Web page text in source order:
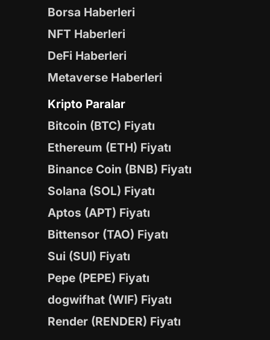
Borsa Haberleri
NFT Haberleri
DeFi Haberleri
Metaverse Haberleri
Kripto Paralar
Bitcoin (BTC) Fiyatı
Ethereum (ETH) Fiyatı
Binance Coin (BNB) Fiyatı
Solana (SOL) Fiyatı
Aptos (APT) Fiyatı
Bittensor (TAO) Fiyatı
Sui (SUI) Fiyatı
Pepe (PEPE) Fiyatı
dogwifhat (WIF) Fiyatı
Render (RENDER) Fiyatı